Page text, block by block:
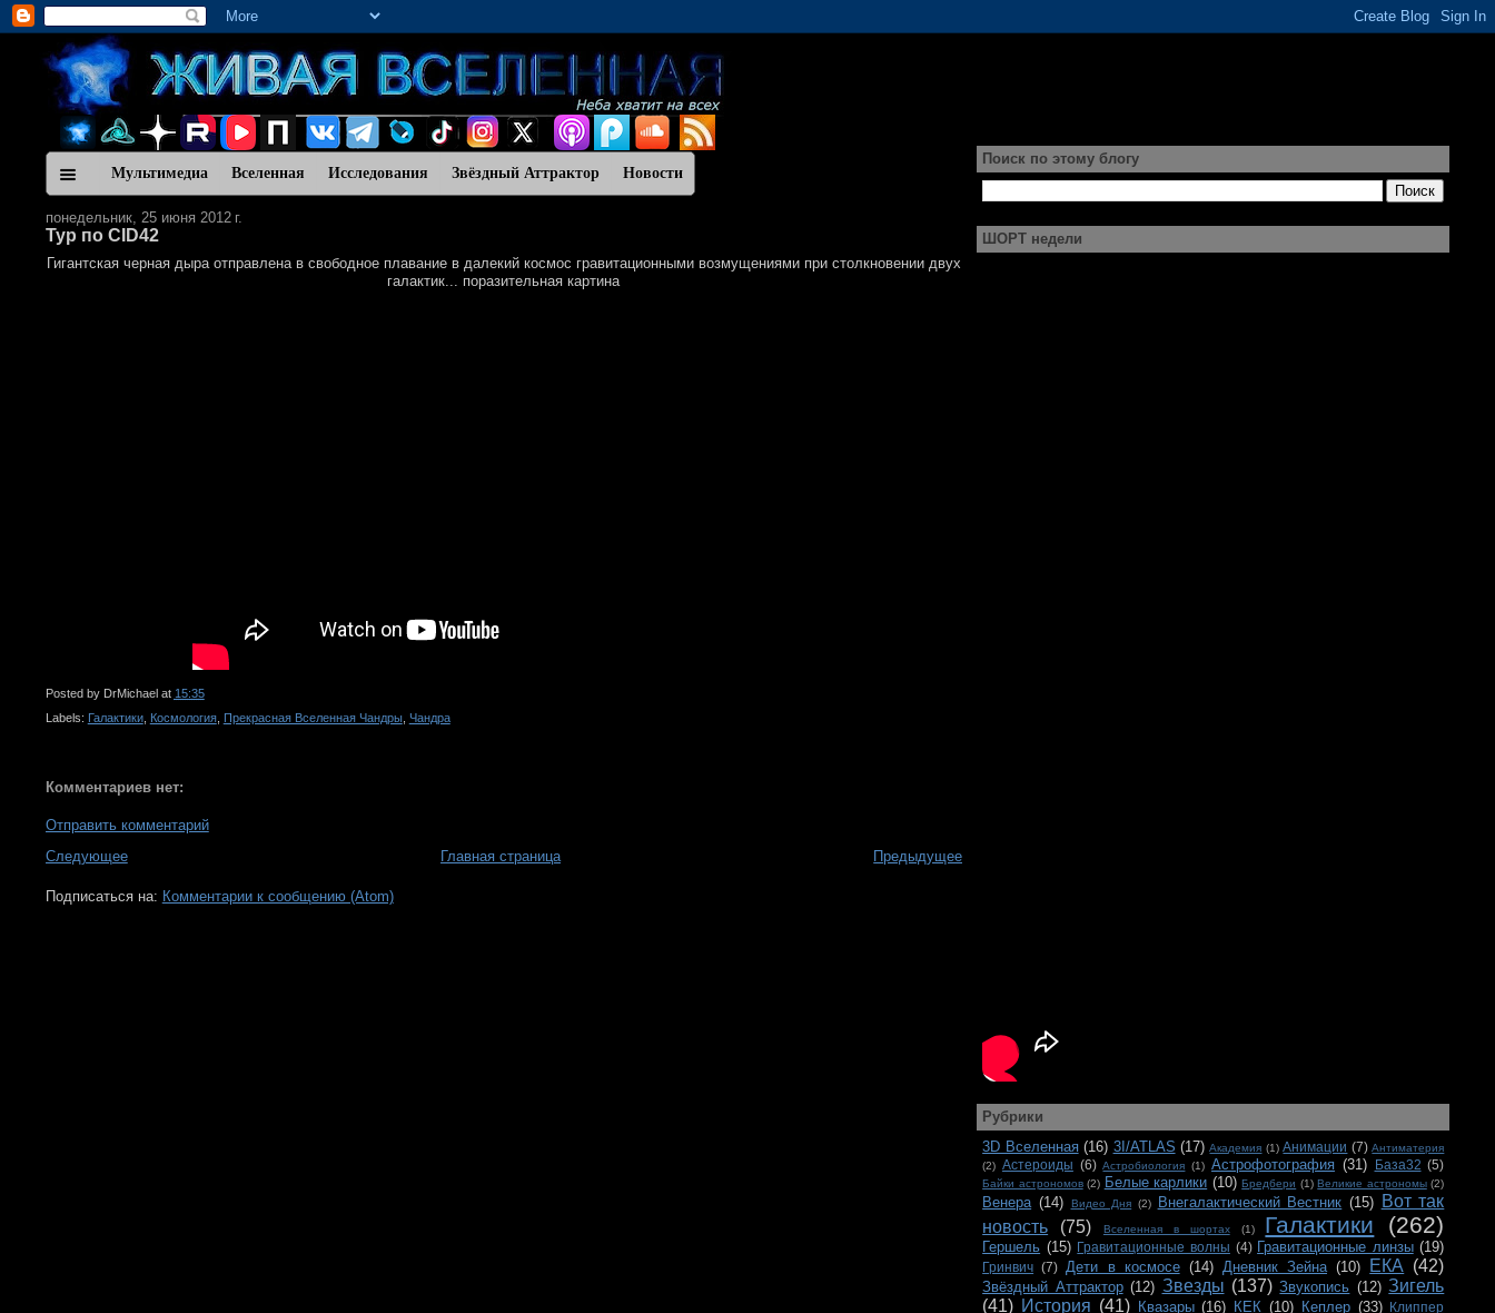
Мультимедиа Вселенная Исследования Звёздный Аттрактор Новости
понедельник, 25 июня 2012 г.
Тур по CID42
Гигантская черная дыра отправлена в свободное плавание в далекий космос гравитационными возмущениями при столкновении двух
галактик... поразительная картина
Posted by DrMichael at 15:35
Labels: Галактики, Космология, Прекрасная Вселенная Чандры, Чандра
Комментариев нет:
Отправить комментарий
Следующее
Предыдущее
Главная страница
Подписаться на: Комментарии к сообщению (Atom)
Поиск по этому блогу
ШОРТ недели
Рубрики
3D Вселенная (16) 3I/ATLAS (17) Академия (1) Анимации (7) Антиматерия
(2) Астероиды (6) Астробиология (1) Астрофотография (31) База32 (5)
Байки астрономов (2) Белые карлики (10) Бредбери (1) Великие астрономы (2)
Венера (14) Видео Дня (2) Внегалактический Вестник (15)
Вот так
новость
(75) Вселенная в шортах (1) Галактики (262)
Гершель (15) Гравитационные волны (4) Гравитационные линзы (19)
Гринвич (7) Дети в космосе (14) Дневник Зейна (10) ЕКА (42)
Звёздный Аттрактор (12) Звезды (137) Звукопись (12) Зигель
(41) История (41) Квазары (16) КЕК (10) Кеплер (33) Клиппер